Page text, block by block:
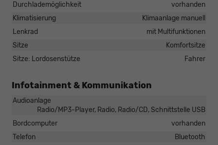
Durchlademöglichkeit
vorhanden
Klimatisierung
Klimaanlage manuell
Lenkrad
mit Multifunktionen
Sitze
Komfortsitze
Sitze: Lordosenstütze
Fahrer
Infotainment & Kommunikation
Audioanlage
Radio/MP3-Player, Radio, Radio/CD, Schnittstelle USB
Bordcomputer
vorhanden
Telefon
Bluetooth